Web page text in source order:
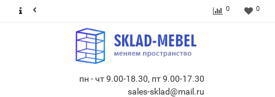
0 0
пн - чт 9.00-18.30, пт 9.00-17.30
sales-sklad@mail.ru